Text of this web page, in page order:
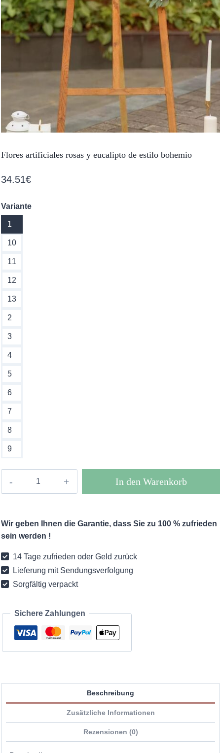
Flores artificiales rosas y eucalipto de estilo bohemio
34.51€
Variante
1
10
11
12
13
2
3
4
5
6
7
8
9
eucalipto
de
bohemio
Menge
In den Warenkorb
Wir geben Ihnen die Garantie, dass Sie zu 100 % zufrieden
sein werden !
14 Tage zufrieden oder Geld zurück
Lieferung mit Sendungsverfolgung
Sorgfältig verpackt
Sichere Zahlungen
Beschreibung
Zusätzliche Informationen
Rezensionen (0)